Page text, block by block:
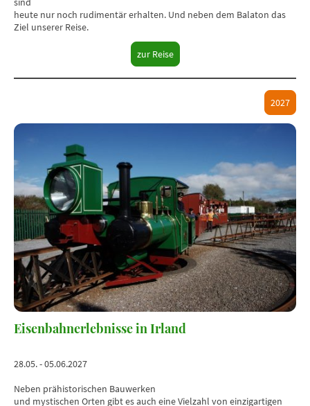
heute nur noch rudimentär erhalten. Und neben dem Balaton das
Ziel unserer Reise.
zur Reise
2027
Eisenbahnerlebnisse in Irland
28.05. - 05.06.2027
Neben prähistorischen Bauwerken
und mystischen Orten gibt es auch eine Vielzahl von einzigartigen